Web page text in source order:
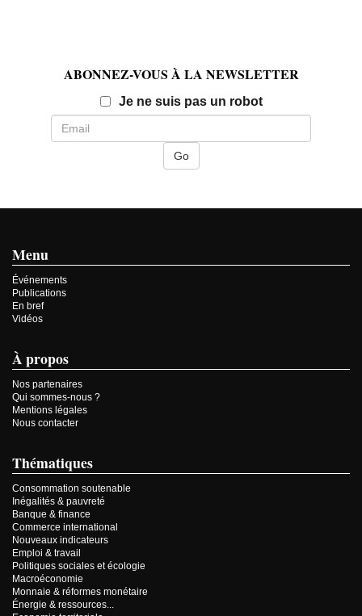
ABONNEZ-VOUS À LA NEWSLETTER
Je ne suis pas un robotEmail
Menu
Événements
Publications
En bref
Vidéos
À propos
Nos partenaires
Qui sommes-nous ?
Mentions légales
Nous contacter
Thématiques
Consommation soutenable
Inégalités & pauvreté
Banque & finance
Commerce international
Nouveaux indicateurs
Emploi & travail
Politiques sociales et écologie
Macroéconomie
Monnaie & réformes monétaire
Énergie & ressources...